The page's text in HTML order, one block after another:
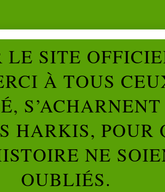
LE SITE
À TOUS
HARKIS, POUR
NE
OUBLIÉS.